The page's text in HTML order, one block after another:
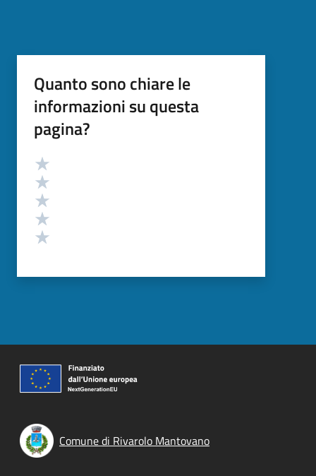
Quanto sono chiare le
informazioni su questa
pagina?
Valutazione
Comune di Rivarolo Mantovano